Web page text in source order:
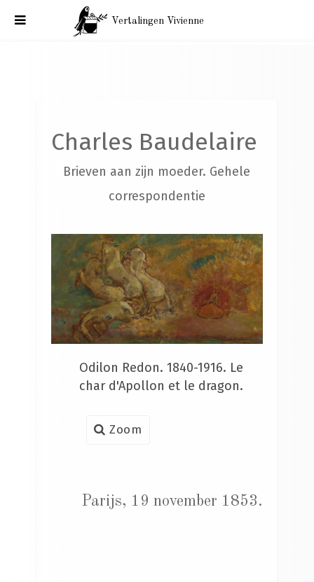
Vertalingen Vivienne
Charles Baudelaire
Brieven aan zijn moeder. Gehele
correspondentie
Odilon Redon. 1840-1916. Le
char d'Apollon et le dragon.
Zoom
Parijs, 19 november 1853.